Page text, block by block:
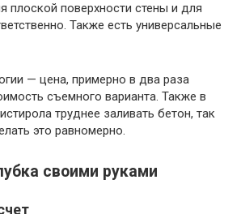
плоской поверхности стены и для
Также есть универсальные
— цена, примерно в два раза
съемного варианта. Также в
труднее заливать бетон, так
это равномерно.
своими руками